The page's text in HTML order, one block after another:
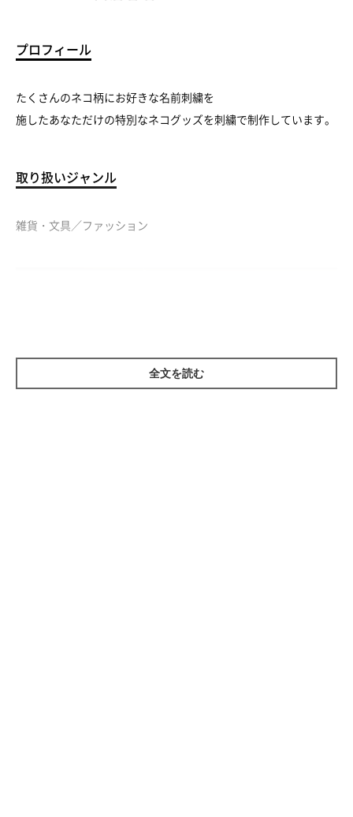
プロフィール
たくさんのネコ柄にお好きな名前刺繍を
施したあなただけの特別なネコグッズを刺繍で制作しています。
取り扱いジャンル
雑貨・文具／ファッション
全文を読む